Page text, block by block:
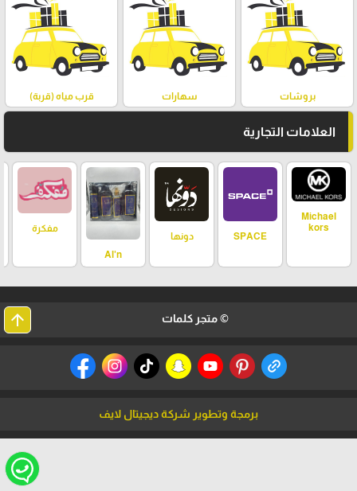
بروشات سهارات قرب مياه (قربة)
العلامات التجارية
Michael
kors
SPACE
دونها
Al'n
مفكرة
© متجر كلمات arrow_upward
برمجة وتطوير شركة ديجيتال لايف